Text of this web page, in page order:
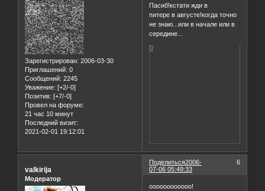
Зарегистрирован: 2006-03-30
Приглашений: 0
Сообщений: 2245
Уважение: [+2/-0]
Позитив: [+7/-0]
Провел на форуме:
21 час 10 минут
Последний визит:
2021-02-01 19:12:01
Пасиб!кстати жди в
питере в августе!когда точно
не знаю...или в начале или в
середине...
0
Поделиться 6
2006-
07-06 05:49:33
valkirija
Модератор
оооооооооооо!